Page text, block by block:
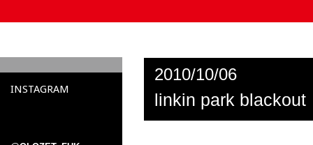
2010/10/06
linkin park blackout
INSTAGRAM